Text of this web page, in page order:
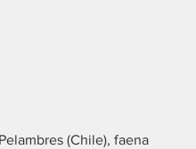
(Chile), faena